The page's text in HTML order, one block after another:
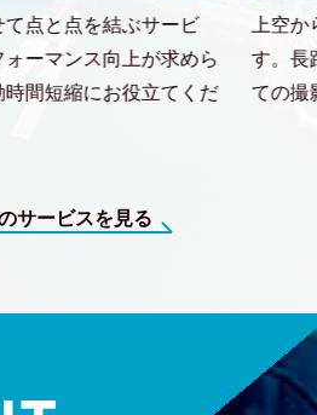
ービ
求めら
てくだ
上空からの撮影にはセス
す。長距離・長時間の飛
ての撮影にも対応するこ
サービスを見る